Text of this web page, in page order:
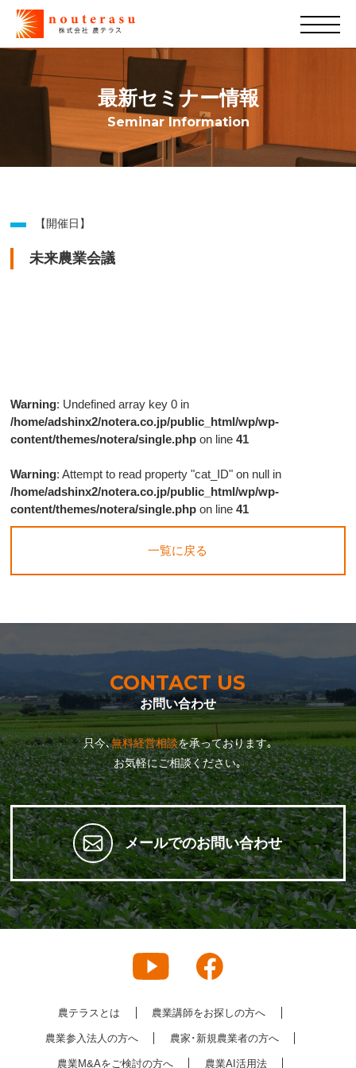
最新セミナー情報
Seminar Information
【開催日】
未来農業会議
Warning: Undefined array key 0 in
/home/adshinx2/notera.co.jp/public_html/wp/wp-
content/themes/notera/single.php on line41
Warning: Attempt to read property "cat_ID" on null in
/home/adshinx2/notera.co.jp/public_html/wp/wp-
content/themes/notera/single.php on line41
一覧に戻る
CONTACT US
お問い合わせ
只今､無料経営相談を承っております｡
お気軽にご相談ください｡
メールでのお問い合わせ
農テラスとは 農業講師をお探しの方へ
農業参入法人の方へ 農家･新規農業者の方へ
農業M&Aをご検討の方へ 農業AI活用法